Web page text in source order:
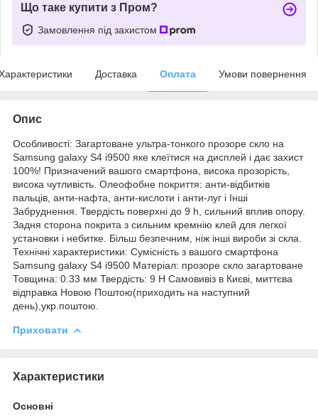
Що таке купити з Пром?
Замовлення під захистом
Доставка Оплата Умови повернення
Опис
Особливості: Загартоване ультра-тонкого прозоре скло на
Samsung galaxy S4 i9500 яке клеїтися на дисплей і дає захист
100%! Призначений вашого смартфона, висока прозорість,
висока чутливість. Олеофобне покриття: анти-відбитків
пальців, анти-нафта, анти-кислоти і анти-луг і Інші
Забруднення. Твердість поверхні до 9 h, сильний вплив опору.
Задня сторона покрита з сильним кремнію клей для легкої
установки і небитке. Більш безпечним, ніж інші вироби зі скла.
Технічні характеристики: Сумісність з вашого смартфона
Samsung galaxy S4 i9500 Матеріал: прозоре скло загартоване
Товщина: 0.33 мм Твердість: 9 H Самовивіз в Києві, миттєва
відправка Новою Поштою(приходить на наступний
день),укр.поштою.
Приховати
Характеристики
Основні